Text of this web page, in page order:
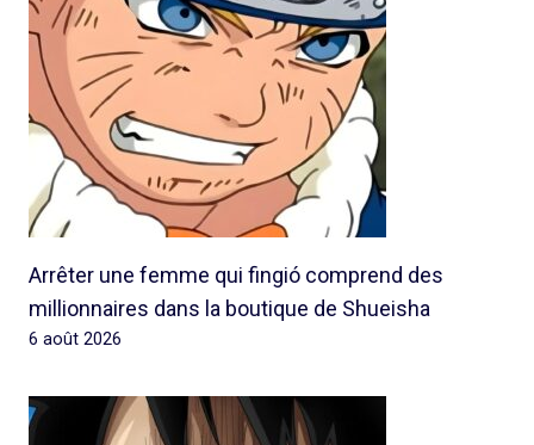
Arrêter une femme qui fingió comprend des
millionnaires dans la boutique de Shueisha
6 août 2026